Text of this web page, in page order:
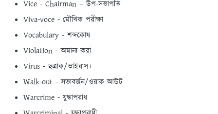
Vice - Chairman – উপ-সভাপতি
Viva-voce - মৌখিক পরীক্ষা
Vocabulary - শব্দকোষ
Violation - অমান্য করা
Virus - ছত্রাক/ভাইরাস।
Walk-out - সভাবর্জন/ওয়াক আউট
Warcrime - যুদ্ধাপরাধ